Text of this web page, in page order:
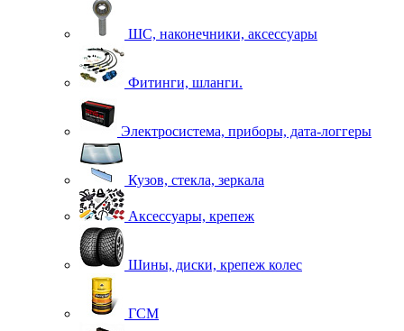
ШС, наконечники, аксессуары
Фитинги, шланги.
Электросистема, приборы, дата-логгеры
Кузов, стекла, зеркала
Аксессуары, крепеж
Шины, диски, крепеж колес
ГСМ